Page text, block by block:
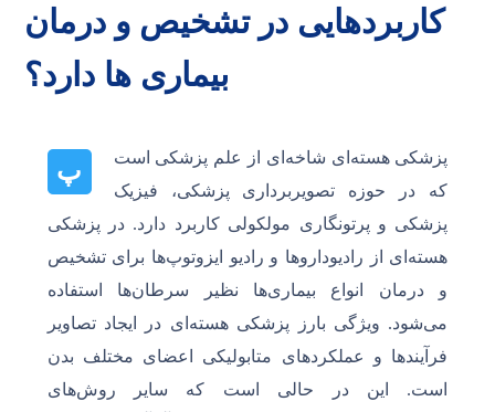
کاربردهایی در تشخیص و درمان
بیماری ها دارد؟
پ
پزشکی هسته‌ای شاخه‌ای از علم پزشکی است
که در حوزه تصویربرداری پزشکی، فیزیک
پزشکی و پرتونگاری مولکولی کاربرد دارد. در پزشکی
هسته‌ای از رادیوداروها و رادیو ایزوتوپ‌ها برای تشخیص
و درمان انواع بیماری‌ها نظیر سرطان‌ها استفاده
می‌شود. ویژگی بارز پزشکی هسته‌ای در ایجاد تصاویر
فرآیندها و عملکردهای متابولیکی اعضای مختلف بدن
است. این در حالی است که سایر روش‌های